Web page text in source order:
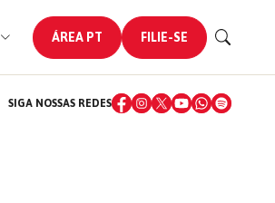
ÁREA PT FILIE-SE
SIGA NOSSAS REDES